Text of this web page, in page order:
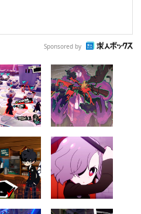
Sponsored by